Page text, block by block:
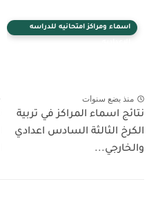
اسماء ومراكز امتحانيه للدراسه
منذ بضع سنوات
نتائج اسماء المراكز في تربية
الكرخ الثالثة السادس اعدادي
والخارجي...